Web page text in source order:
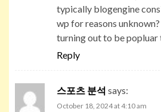
typically blogengine
wp for reasons
turning out to be popluar
Reply
스포츠 분석 says:
October 18, 2024 at 4:10 am